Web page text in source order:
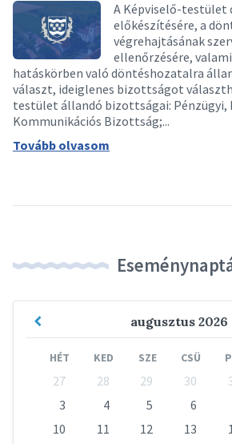
A Képviselő-testület
előkészítésére, a
végrehajtásának
ellenőrzésére,
hatáskörben való döntéshozatalra
választ, ideiglenes bizottságot
testület állandó bizottságai: Pénzügyi,
Kommunikációs Bizottság;...
Tovább olvasom
augusztus 2026
Previous
HÉT KED SZE CSÜ
calendar
27 28 29 30
3
4 5 6
10
11 12 13